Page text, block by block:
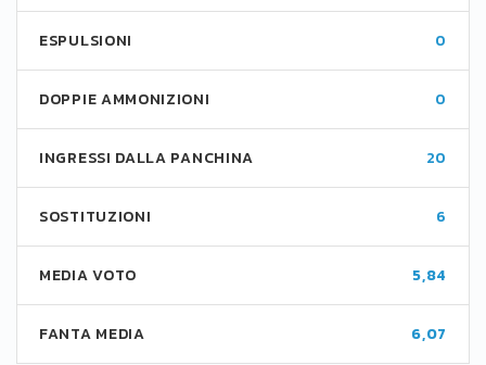
ESPULSIONI 0
DOPPIE AMMONIZIONI 0
INGRESSI DALLA PANCHINA 20
SOSTITUZIONI 6
MEDIA VOTO 5,84
FANTA MEDIA 6,07